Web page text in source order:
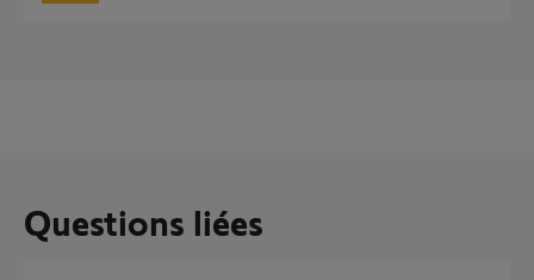
Questions liées